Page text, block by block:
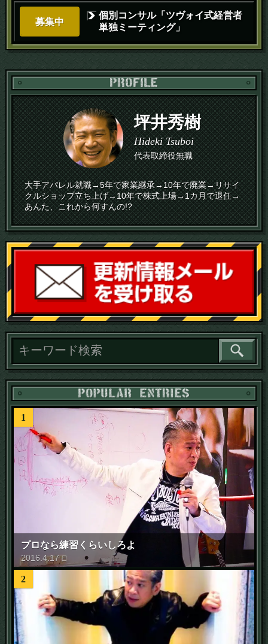
募集中
個別コンサル「ツヴォイ式経営者
単独ミーティング」
坪井秀樹
Hideki Tsuboi
代表取締役無職
大手アパレル就職→5年で家業継承→10年で廃業→リサイ
クルショップ立ち上げ→10年で株式上場→1カ月で退任→
あんた、これから何すんの!?
読
1
プロなら練習くらいしろよ
2016 .4.17 日
2